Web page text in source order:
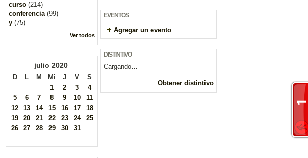
curso (214)
conferencia(99)
y (75)
Ver todos
julio 2020
D L M Mi J V
S
1
2 3
4
5
6 7 8 9 10
11
12
13 14 15 16 17
18
19
20 21 22 23 24
25
26
27 28 29 30 31
EVENTOS
Agregar un evento
DISTINTIVO
Cargando…
Obtener distintivo